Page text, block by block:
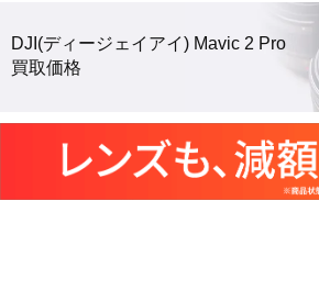
DJI(ディージェイアイ) Mavic 2 Pro
買取価格